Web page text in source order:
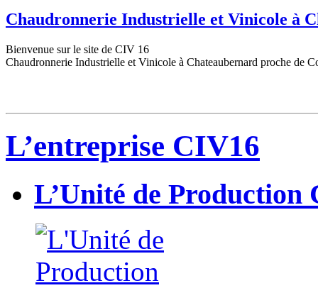
Chaudronnerie Industrielle et Vinicole à
Bienvenue sur le site de CIV 16
Chaudronnerie Industrielle et Vinicole à Chateaubernard proche de
L’entreprise CIV16
L’Unité de Production